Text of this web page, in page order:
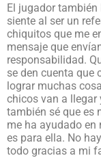
El jugador
siente al ser un
chiquitos que me
mensaje que
responsabilidad.
se den cuenta que
lograr muchas
chicos van a llegar
también sé que es
me ha ayudado en
es para ella. No
todo gracias a mi